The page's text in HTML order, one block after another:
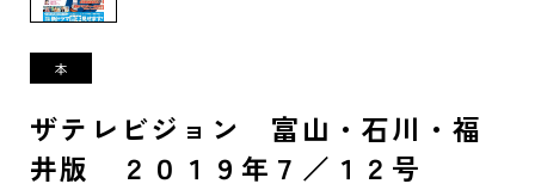
ザテレビジョン 富山・石川・福
井版 ２０１９年７／１２号